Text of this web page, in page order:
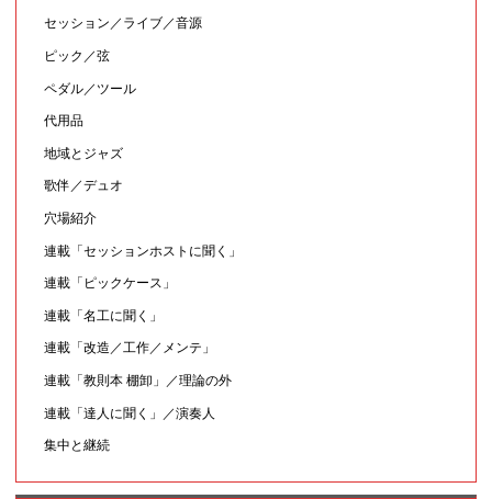
セッション／ライブ／音源
ピック／弦
ペダル／ツール
代用品
地域とジャズ
歌伴／デュオ
穴場紹介
連載「セッションホストに聞く」
連載「ピックケース」
連載「名工に聞く」
連載「改造／工作／メンテ」
連載「教則本 棚卸」／理論の外
連載「達人に聞く」／演奏人
集中と継続